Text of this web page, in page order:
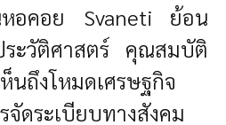
หอคอย Svaneti ย้อน
ระวัติศาสตร์ คุณสมบัติ
นถึงโหมดเศรษฐกิจ
จัดระเบียบทางสังคม